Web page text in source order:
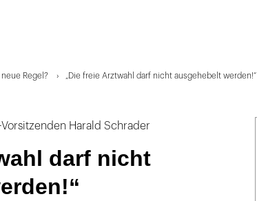
Regel? „Die freie Arztwahl darf nicht ausgehebelt werden!“
Harald Schrader
darf nicht